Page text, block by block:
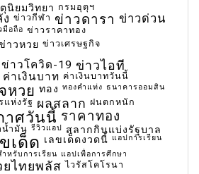
นิยมวิทยา กรมอุตุฯ
ข่าวกีฬา ข่าวดารา ข่าวด่วน
มือถือ ข่าวราคาทอง
าวหวย ข่าวเศรษฐกิจ
ข่าวโควิด-19 ข่าวไอที
ค่าเงินบาท ค่าเงินบาทวันนี้
หวย ทอง ทองคำแท่ง ธนาคารออมสิน
แห่งรัฐ ผลสลาก ฝนตกหนัก
าศวันนี้ ราคาทอง
น้ำมัน รีวิวแอป สลากกินแบ่งรัฐบาล
เด็ด เลขเด็ดงวดนี้ แอปการเรียน
หรับการเรียน แอปเพื่อการศึกษา
ยไทยพลัส ไวรัสโคโรนา